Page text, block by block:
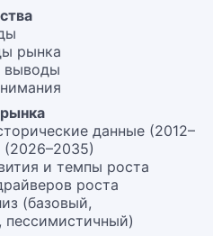
рынка
выводы
данные (2012–
(2026–2035)
и темпы роста
роста
(базовый,